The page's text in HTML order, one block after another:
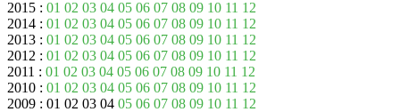
2015 : 01 02 03 04 05 06 07 08 09 10 11 12
2014 : 01 02 03 04 05 06 07 08 09 10 11 12
2013 : 01 02 03 04 05 06 07 08 09 10 11 12
2012 : 01 02 03 04 05 06 07 08 09 10 11 12
2011 : 01 02 03 04 05 06 07 08 09 10 11 12
2010 : 01 02 03 04 05 06 07 08 09 10 11 12
2009 : 01 02 03 04 05 06 07 08 09 10 11 12